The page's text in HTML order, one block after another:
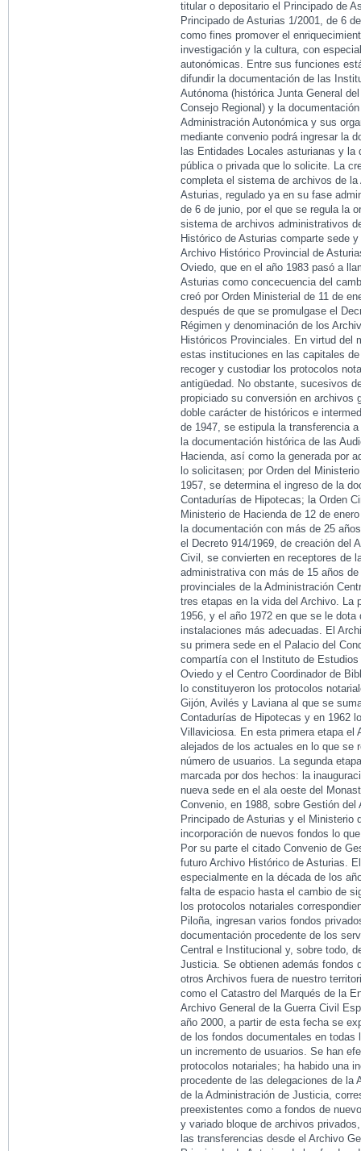
titular o depositario el Principado de
Principado de Asturias 1/2001, de 6
como fines promover el
investigación y la cultura, con
autonómicas. Entre sus funciones
difundir la documentación de las
Autónoma (histórica Junta General
Consejo Regional) y la
Administración Autonómica y sus
mediante convenio podrá ingresar la
las Entidades Locales asturianas y
pública o privada que lo solicite. La
completa el sistema de archivos de
Asturias, regulado ya en su fase
de 6 de junio, por el que se regula la
sistema de archivos administrativos
Histórico de Asturias comparte sede
Archivo Histórico Provincial de
Oviedo, que en el año 1983 pasó a
Asturias como concecuencia del
creó por Orden Ministerial de 11 de
después de que se promulgase el
Régimen y denominación de los
Históricos Provinciales. En virtud del
estas instituciones en las capitales
recoger y custodiar los protocolos
antigüedad. No obstante, sucesivos
propiciado su conversión en archivos
doble carácter de históricos e
de 1947, se estipula la transferencia
la documentación histórica de las
Hacienda, así como la generada por
lo solicitasen; por Orden del
1957, se determina el ingreso de la
Contadurías de Hipotecas; la Orden
Ministerio de Hacienda de 12 de
la documentación con más de 25
el Decreto 914/1969, de creación del
Civil, se convierten en receptores de
administrativa con más de 15 años
provinciales de la Administración
tres etapas en la vida del Archivo. La
1956, y el año 1972 en que se le
instalaciones más adecuadas. El
su primera sede en el Palacio del
compartía con el Instituto de
Oviedo y el Centro Coordinador de
lo constituyeron los protocolos
Gijón, Avilés y Laviana al que se
Contadurías de Hipotecas y en 1962
Villaviciosa. En esta primera etapa el
alejados de los actuales en lo que se
número de usuarios. La segunda
marcada por dos hechos: la
nueva sede en el ala oeste del
Convenio, en 1988, sobre Gestión
Principado de Asturias y el Ministerio
incorporación de nuevos fondos lo
Por su parte el citado Convenio de
futuro Archivo Histórico de Asturias.
especialmente en la década de los
falta de espacio hasta el cambio de
los protocolos notariales
Piloña, ingresan varios fondos
documentación procedente de los
Central e Institucional y, sobre todo,
Justicia. Se obtienen además fondos
otros Archivos fuera de nuestro
como el Catastro del Marqués de la
Archivo General de la Guerra Civil
año 2000, a partir de esta fecha se
de los fondos documentales en
un incremento de usuarios. Se han
protocolos notariales; ha habido una
procedente de las delegaciones de la
de la Administración de Justicia,
preexistentes como a fondos de
y variado bloque de archivos
las transferencias desde el Archivo